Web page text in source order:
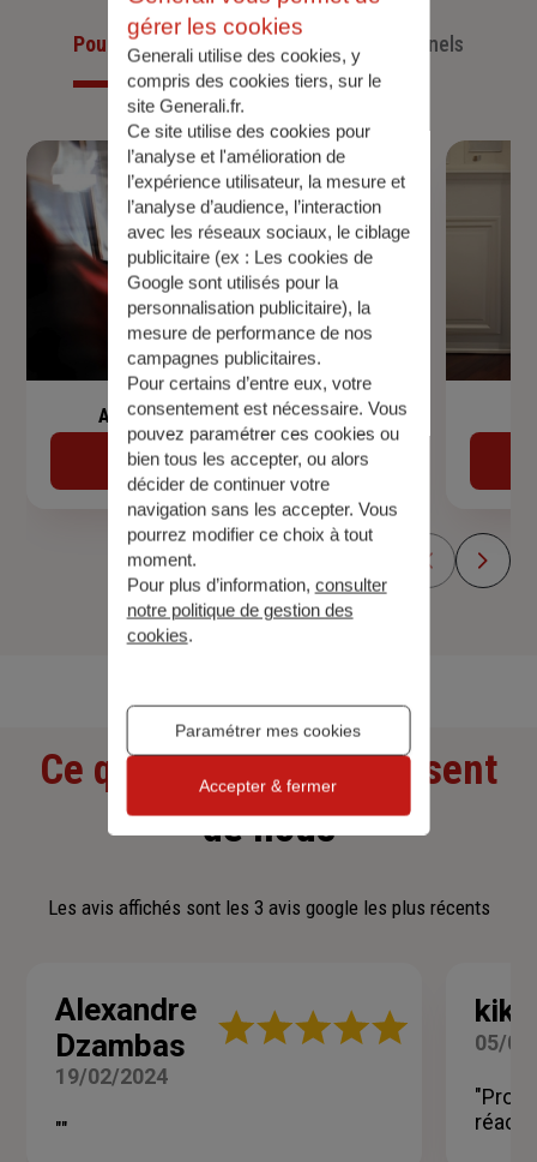
Pour les particuliersPour les professionnels
Assurance de prêt immobilier
Découvrir
Découvrir toutes nos offres
Ce que nos clients pensent
de nous
Les avis affichés sont les 3 avis google les plus récents
Alexandre
Dzambas
Note
19/02/2024
""
kiki
05/
gérer les cookies
Generali utilise des cookies, y
compris des cookies tiers, sur le
site Generali.fr.
Ce site utilise des cookies pour
l’analyse et l'amélioration de
l’expérience utilisateur, la mesure et
l’analyse d’audience, l’interaction
avec les réseaux sociaux, le ciblage
publicitaire (ex : Les cookies de
Google sont utilisés pour la
personnalisation publicitaire), la
mesure de performance de nos
campagnes publicitaires.
Pour certains d’entre eux, votre
consentement est nécessaire. Vous
pouvez paramétrer ces cookies ou
bien tous les accepter, ou alors
décider de continuer votre
navigation sans les accepter. Vous
pourrez modifier ce choix à tout
moment.
Pour plus d’information, consulter
notre politique de gestion des
cookies.
Paramétrer mes cookies
Accepter & fermer